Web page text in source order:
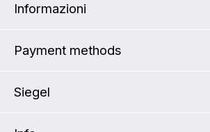
Informazioni
Payment methods
Siegel